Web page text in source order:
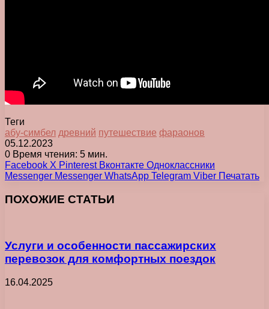
Теги
абу-симбел древний путешествие фараонов
05.12.2023
0 Время чтения: 5 мин.
Facebook X Pinterest Вконтакте Одноклассники
Messenger Messenger WhatsApp Telegram Viber Печатать
ПОХОЖИЕ СТАТЬИ
Услуги и особенности пассажирских
перевозок для комфортных поездок
16.04.2025